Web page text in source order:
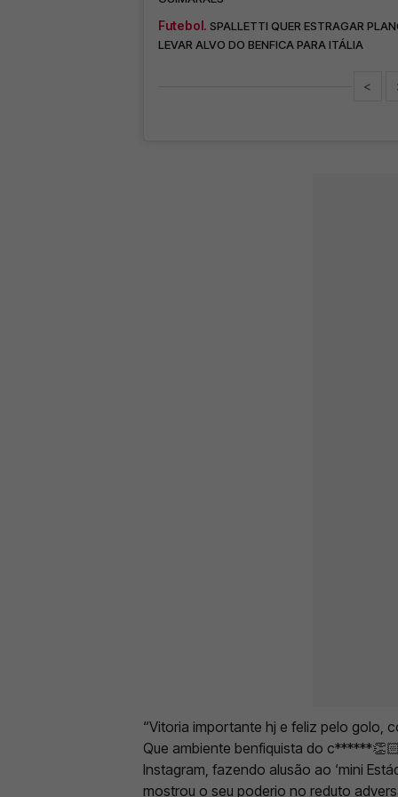
Futebol. SPALLETTI QUER ESTRAGAR
LEVAR ALVO DO BENFICA PARA ITÁLIA
<
“Vitoria importante hj e feliz pelo golo,
Que ambiente benfiquista do
Instagram, fazendo alusão ao ‘mini
mostrou o seu poderio no reduto